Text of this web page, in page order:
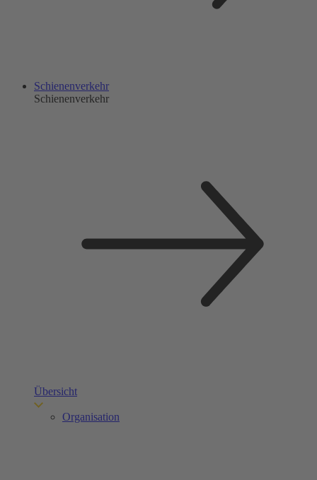
Schienenverkehr
Schienenverkehr
Übersicht
Organisation